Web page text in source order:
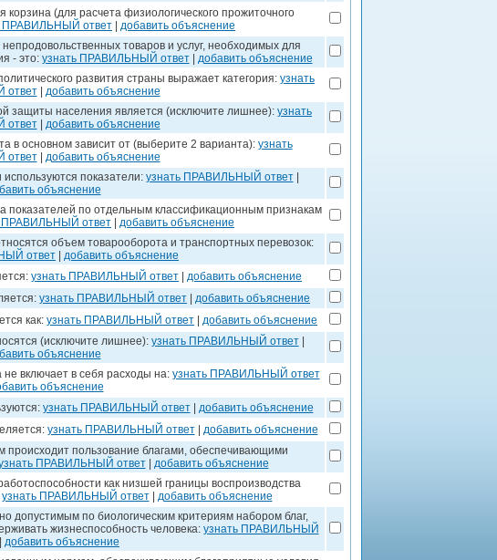
(для расчета физиологического прожиточного
ПРАВИЛЬНЫЙ ответ добавить объяснение
товаров и услуг, необходимых для
- это: узнать ПРАВИЛЬНЫЙ ответ| добавить объяснение
развития страны выражает категория: узнать
| добавить объяснение
защиты населения является (исключите лишнее): узнать
| добавить объяснение
в основном зависит от (выберите 2 варианта): узнать
| добавить объяснение
показатели: узнать ПРАВИЛЬНЫЙ ответ|
объяснение
показателей по отдельным классификационным признакам
ПРАВИЛЬНЫЙ ответ добавить объяснение
объем товарооборота и транспортных перевозок:
ответ
добавить объяснение
узнать ПРАВИЛЬНЫЙ ответ
добавить объяснение
узнать ПРАВИЛЬНЫЙ ответ
добавить объяснение
как: узнать ПРАВИЛЬНЫЙ ответ добавить объяснение
(исключите лишнее): узнать ПРАВИЛЬНЫЙ ответ|
объяснение
включает в себя расходы на: узнать ПРАВИЛЬНЫЙ ответ
объяснение
узнать ПРАВИЛЬНЫЙ ответ| добавить объяснение
узнать ПРАВИЛЬНЫЙ ответ| добавить объяснение
происходит пользование благами, обеспечивающими
ПРАВИЛЬНЫЙ ответ| добавить объяснение
как низшей границы воспроизводства
узнать ПРАВИЛЬНЫЙ ответ| добавить объяснение
допустимым по биологическим критериям набором благ,
жизнеспособность человека: узнать ПРАВИЛЬНЫЙ
добавить объяснение